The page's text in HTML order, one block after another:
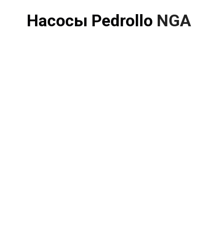
Насосы Pedrollo NGA